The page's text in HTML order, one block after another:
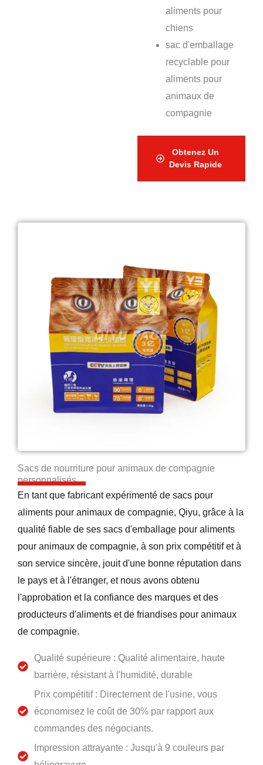
aliments pour
chiens
sac d'emballage
recyclable pour
aliments pour
animaux de
compagnie
Obtenez Un
Devis Rapide
Sacs de nourriture pour animaux de compagnie
personnalisés
En tant que fabricant expérimenté de sacs pour
aliments pour animaux de compagnie, Qiyu, grâce à la
qualité fiable de ses sacs d'emballage pour aliments
pour animaux de compagnie, à son prix compétitif et à
son service sincère, jouit d'une bonne réputation dans
le pays et à l'étranger, et nous avons obtenu
l'approbation et la confiance des marques et des
producteurs d'aliments et de friandises pour animaux
de compagnie.
Qualité supérieure : Qualité alimentaire, haute
barrière, résistant à l'humidité, durable
Prix compétitif : Directement de l'usine, vous
économisez le coût de 30% par rapport aux
commandes des négociants.
Impression attrayante : Jusqu'à 9 couleurs par